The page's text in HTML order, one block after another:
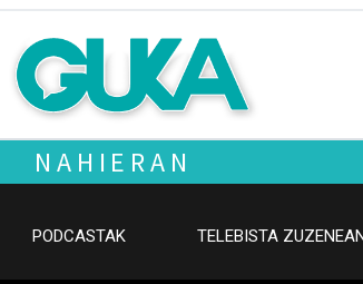
NAHIERAN
PODCASTAK TELEBISTA